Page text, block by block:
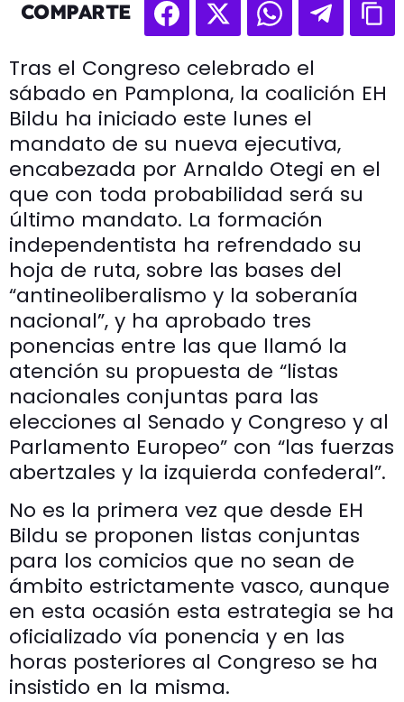
COMPARTE
Tras el Congreso celebrado el
sábado en Pamplona, la coalición EH
Bildu ha iniciado este lunes el
mandato de su nueva ejecutiva,
encabezada por Arnaldo Otegi en el
que con toda probabilidad será su
último mandato. La formación
independentista ha refrendado su
hoja de ruta, sobre las bases del
“antineoliberalismo y la soberanía
nacional”, y ha aprobado tres
ponencias entre las que llamó la
atención su propuesta de “listas
nacionales conjuntas para las
elecciones al Senado y Congreso y al
Parlamento Europeo” con “las fuerzas
abertzales y la izquierda confederal”.
No es la primera vez que desde EH
Bildu se proponen listas conjuntas
para los comicios que no sean de
ámbito estrictamente vasco, aunque
en esta ocasión esta estrategia se ha
oficializado vía ponencia y en las
horas posteriores al Congreso se ha
insistido en la misma.